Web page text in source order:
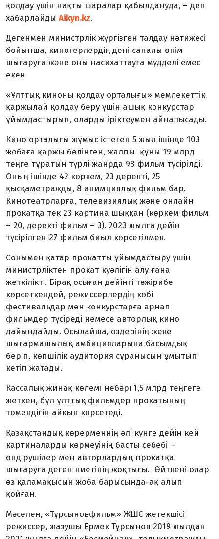
қолдау үшін нақты шаралар қабылдануда, – деп
хабарлайды Aikyn.kz.
Дегенмен министрлік жүргізген талдау нәтижесі
бойынша, киногерлердің дені сапалы өнім
шығаруға және оны насихаттауға мүдделі емес
екен.
«Ұлттық киноны қолдау орталығы» мемлекеттік
қаржылай қолдау беру үшін ашық конкурстар
ұйымдастырып, оларды іріктеумен айналысады.
Кино орталығы жұмыс істеген 5 жыл ішінде 103
жобаға қаржы бөлінген, жалпы құны 19 млрд
теңге тұратын түрлі жанрда 98 фильм түсірілді.
Оның ішінде 42 көркем, 23 деректі, 25
қысқаметражды, 8 анимциялық фильм бар.
Кинотеатрларға, телевизиялық және онлайн
прокатқа тек 23 картина шыққан (көркем фильм
– 20, деректі фильм – 3). 2023 жылға дейін
түсірілген 27 фильм биыл көрсетілмек.
Сонымен қатар прокатты ұйымдастыру үшін
министрліктен прокат куәлігін алу ғана
жеткілікті. Бірақ осыған дейінгі тәжірибе
көрсеткендей, режиссерлердің көбі
фестивальдар мен конкурстарға арнап
фильмдер түсіреді немесе авторлық кино
дайындайды. Осылайша, өздерінің жеке
шығармашылық амбицияларына басымдық
беріп, көпшілік аудитория сұранысын ұмытып
кетіп жатады.
Кассалық жинақ көлемі небәрі 1,5 млрд теңгеге
жеткен, бұл ұлттық фильмдер прокатының
төмендігін айқын көрсетеді.
Қазақстандық көрерменнің әлі күнге дейін кей
картиналарды көрмеуінің басты себебі –
өндірушілер мен авторлардың прокатқа
шығаруға деген ниетінің жоқтығы. Өйткені олар
өз қаламақысын жоба барысында-ақ алып
қойған.
Мәселен, «Тұрсыновфильм» ЖШС жетекшісі
режиссер, жазушы Ермек Тұрсынов 2019 жылдан